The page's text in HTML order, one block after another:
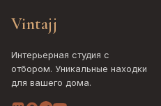
Vintajj
Интерьерная студия с
отбором. Уникальные находки
для вашего дома.